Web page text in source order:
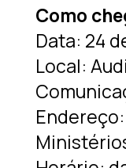
Como
Data: 24
Local: